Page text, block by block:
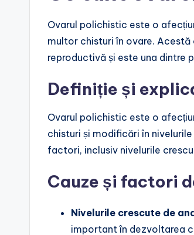
Ovarul polichistic este o
multor chisturi în ovare.
reproductivă și este una dintre
Definiție și
Ovarul polichistic este o
chisturi și modificări în
factori, inclusiv nivelurile
Cauze și factori
Nivelurile crescute de
important în dezvoltarea